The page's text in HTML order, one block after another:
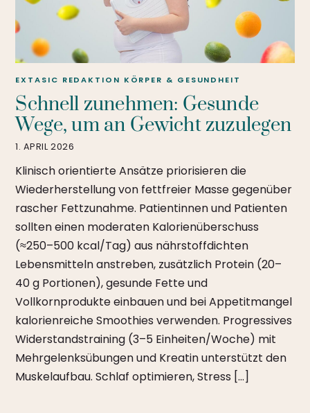
1. APRIL 2026
Schnell zunehmen: Gesunde
Wege, um an Gewicht zuzulegen
EXTASIC REDAKTION KÖRPER & GESUNDHEIT
Klinisch orientierte Ansätze priorisieren die
Wiederherstellung von fettfreier Masse gegenüber
rascher Fettzunahme. Patientinnen und Patienten
sollten einen moderaten Kalorienüberschuss
(≈250–500 kcal/Tag) aus nährstoffdichten
Lebensmitteln anstreben, zusätzlich Protein (20–
40 g Portionen), gesunde Fette und
Vollkornprodukte einbauen und bei Appetitmangel
kalorienreiche Smoothies verwenden. Progressives
Widerstandstraining (3–5 Einheiten/Woche) mit
Mehrgelenksübungen und Kreatin unterstützt den
Muskelaufbau. Schlaf optimieren, Stress […]